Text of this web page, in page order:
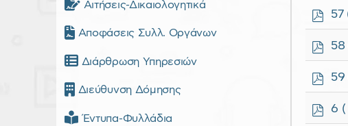
p
57
p
58
p
59
p
6
Αιτήσεις-Δικαιολογητικά
Αποφάσεις Συλλ. Οργάνων
Διάρθρωση Υπηρεσιών
Διεύθυνση Δόμησης
Έντυπα-Φυλλάδια